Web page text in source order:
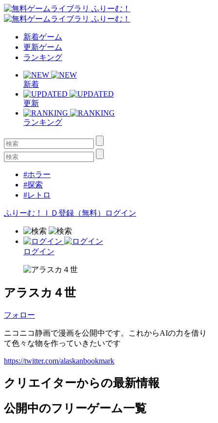
新着ゲーム
更新ゲーム
ランキング
新着
更新
ランキング
#ホラー
#探索
#レトロ
ふりーむ！ＩＤ登録（無料） ログイン
ログイン
アラスカ４世
フォロー
ニコニコ静画で漫画を公開中です。これからAIの力を借り
て色々な物を作っていきたいです
https://twitter.com/alaskanbookmark
クリエイターからの最新情報
公開中のフリーゲーム一覧